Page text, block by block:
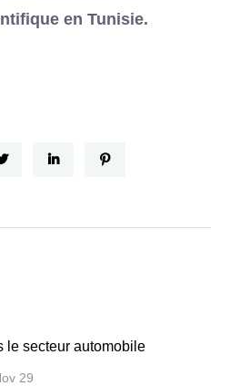
en Tunisie.
le secteur automobile
29